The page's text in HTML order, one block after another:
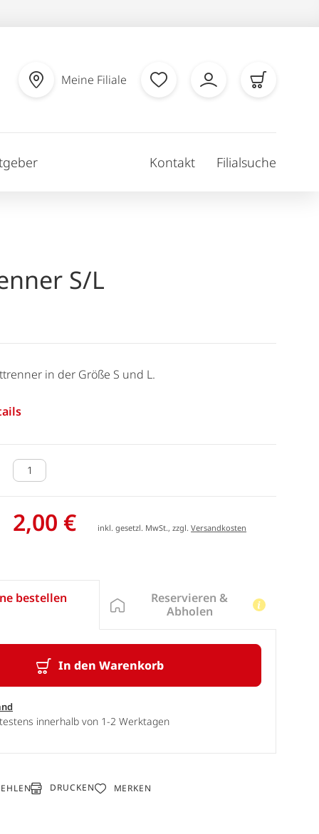
Meine Filiale
Kontakt Filialsuche
S/L
in der Größe S und L.
2,00 € inkl. gesetzl. MwSt., zzgl.Versandkosten
bestellen
In den Warenkorb
innerhalb von 1-2 Werktagen
Reservieren &
Abholen
DRUCKEN MERKEN